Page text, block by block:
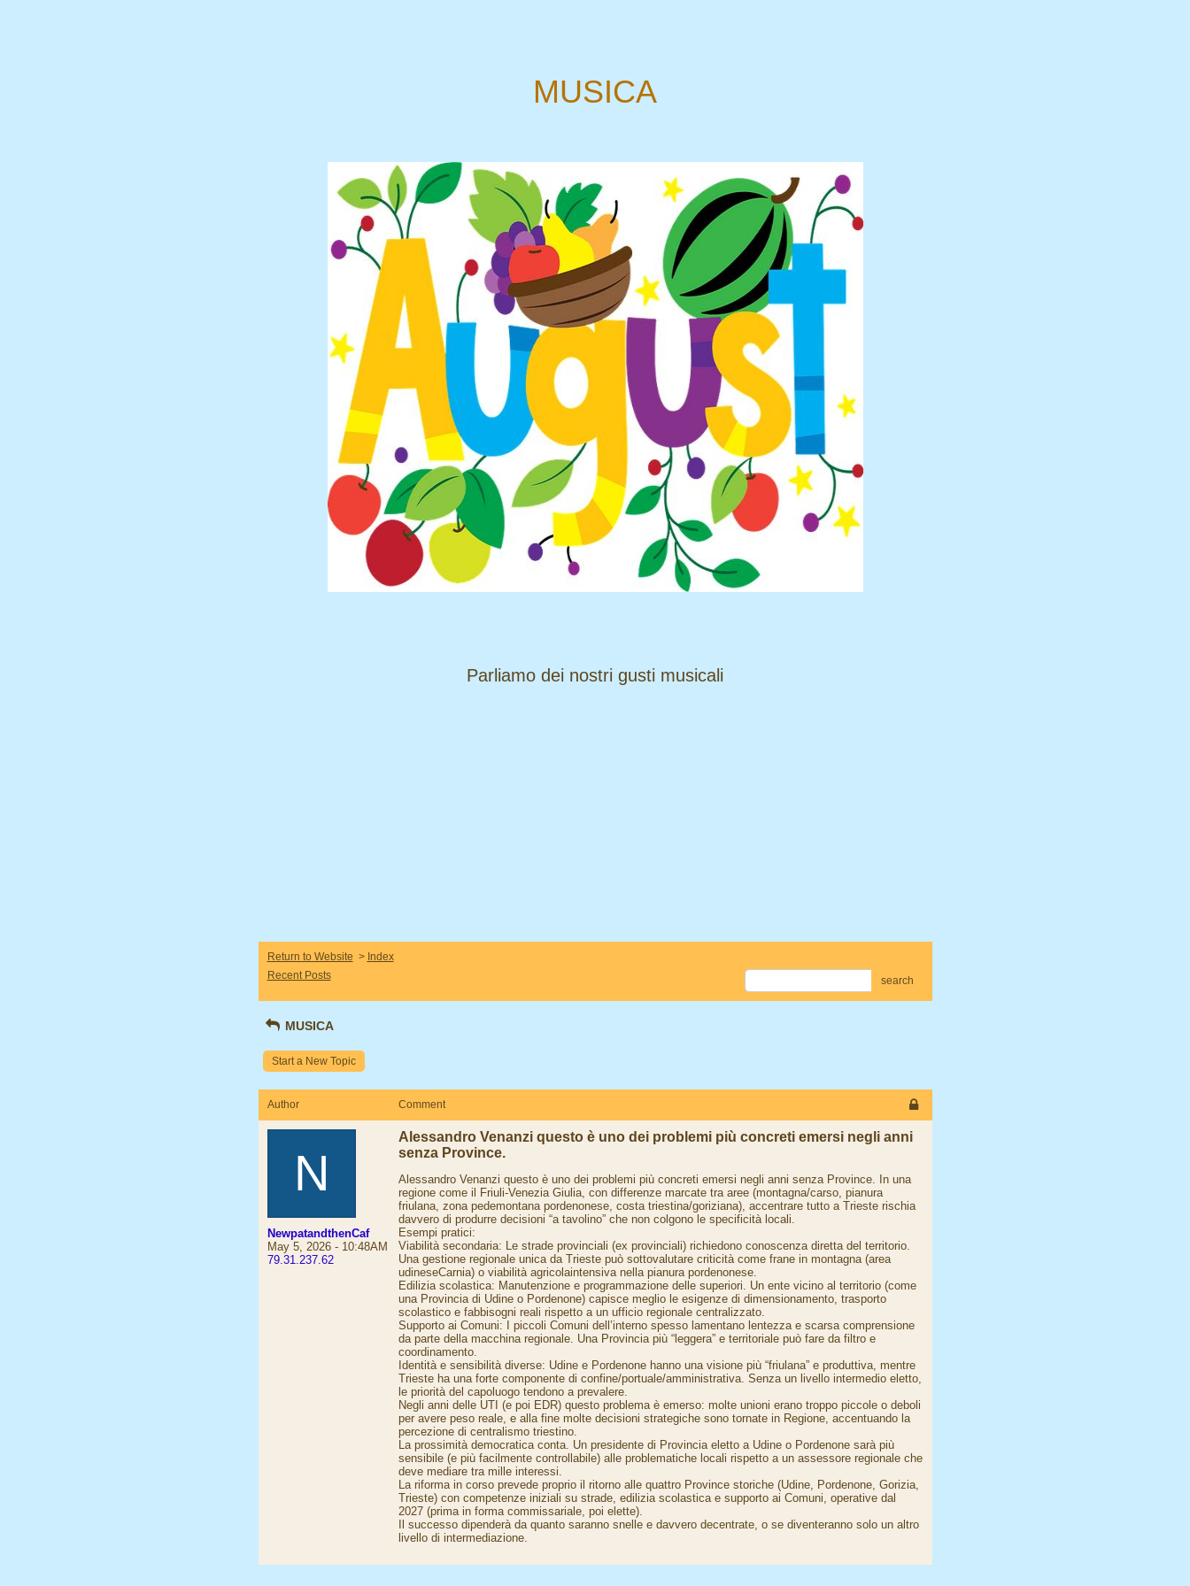
MUSICA
​​​​​​​Parliamo dei nostri gusti musicali
Return to Website > Index
Recent Posts
search
MUSICA
Start a New Topic
Author Comment
N
NewpatandthenCaf
May 5, 2026 - 10:48AM
79.31.237.62
Alessandro Venanzi questo è uno dei problemi più concreti emersi negli anni
senza Province.
Alessandro Venanzi questo è uno dei problemi più concreti emersi negli anni senza Province. In una
regione come il Friuli-Venezia Giulia, con differenze marcate tra aree (montagna/carso, pianura
friulana, zona pedemontana pordenonese, costa triestina/goriziana), accentrare tutto a Trieste rischia
davvero di produrre decisioni “a tavolino” che non colgono le specificità locali.
Esempi pratici:
Viabilità secondaria: Le strade provinciali (ex provinciali) richiedono conoscenza diretta del territorio.
Una gestione regionale unica da Trieste può sottovalutare criticità come frane in montagna (area
udineseCarnia) o viabilità agricolaintensiva nella pianura pordenonese.
Edilizia scolastica: Manutenzione e programmazione delle superiori. Un ente vicino al territorio (come
una Provincia di Udine o Pordenone) capisce meglio le esigenze di dimensionamento, trasporto
scolastico e fabbisogni reali rispetto a un ufficio regionale centralizzato.
Supporto ai Comuni: I piccoli Comuni dell’interno spesso lamentano lentezza e scarsa comprensione
da parte della macchina regionale. Una Provincia più “leggera” e territoriale può fare da filtro e
coordinamento.
Identità e sensibilità diverse: Udine e Pordenone hanno una visione più “friulana” e produttiva, mentre
Trieste ha una forte componente di confine/portuale/amministrativa. Senza un livello intermedio eletto,
le priorità del capoluogo tendono a prevalere.
Negli anni delle UTI (e poi EDR) questo problema è emerso: molte unioni erano troppo piccole o deboli
per avere peso reale, e alla fine molte decisioni strategiche sono tornate in Regione, accentuando la
percezione di centralismo triestino.
La prossimità democratica conta. Un presidente di Provincia eletto a Udine o Pordenone sarà più
sensibile (e più facilmente controllabile) alle problematiche locali rispetto a un assessore regionale che
deve mediare tra mille interessi.
La riforma in corso prevede proprio il ritorno alle quattro Province storiche (Udine, Pordenone, Gorizia,
Trieste) con competenze iniziali su strade, edilizia scolastica e supporto ai Comuni, operative dal
2027 (prima in forma commissariale, poi elette).
Il successo dipenderà da quanto saranno snelle e davvero decentrate, o se diventeranno solo un altro
livello di intermediazione.